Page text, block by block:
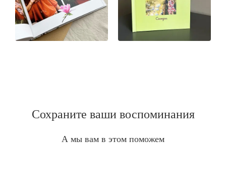
Сохраните ваши воспоминания
А мы вам в этом поможем